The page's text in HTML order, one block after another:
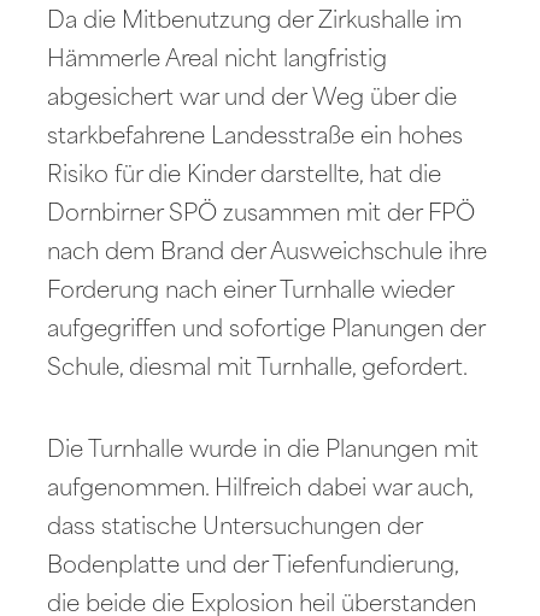
Da die Mitbenutzung der Zirkushalle im
Hämmerle Areal nicht langfristig
abgesichert war und der Weg über die
starkbefahrene Landesstraße ein hohes
Risiko für die Kinder darstellte, hat die
Dornbirner SPÖ zusammen mit der FPÖ
nach dem Brand der Ausweichschule ihre
Forderung nach einer Turnhalle wieder
aufgegriffen und sofortige Planungen der
Schule, diesmal mit Turnhalle, gefordert.
Die Turnhalle wurde in die Planungen mit
aufgenommen. Hilfreich dabei war auch,
dass statische Untersuchungen der
Bodenplatte und der Tiefenfundierung,
die beide die Explosion heil überstanden